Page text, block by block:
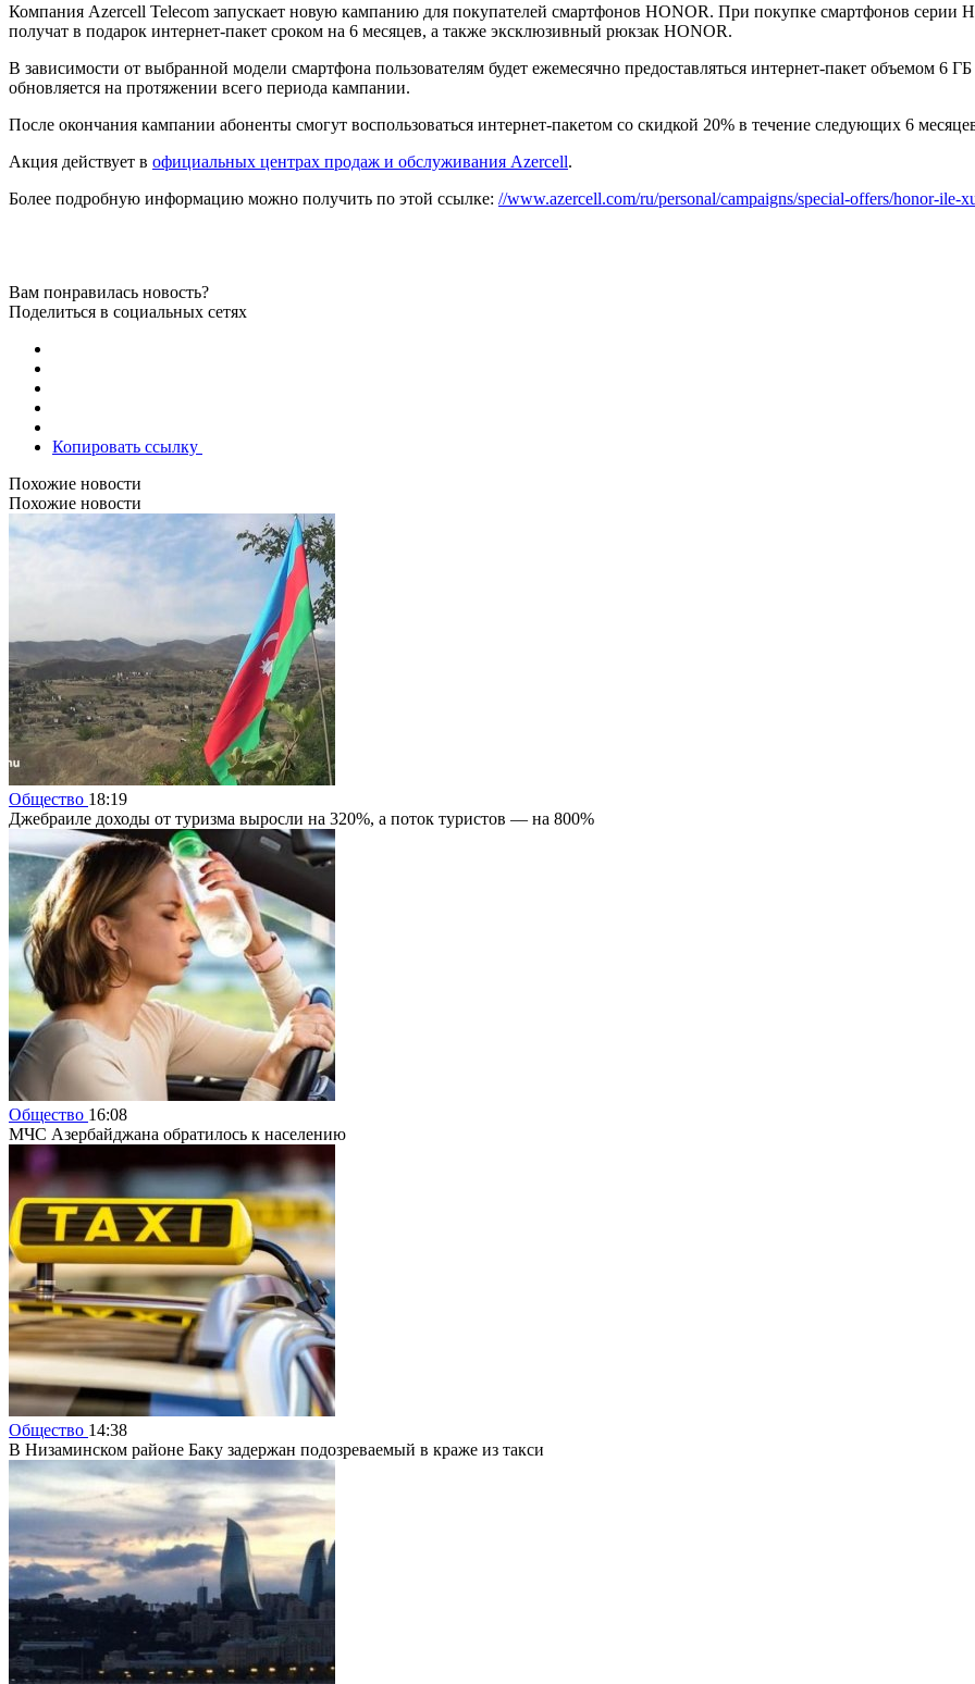
Компания Azercell Telecom запускает новую кампанию для покупателей смартфонов HONOR. При покупке смартфонов серии
получат в подарок интернет-пакет сроком на 6 месяцев, а также эксклюзивный рюкзак HONOR.
В зависимости от выбранной модели смартфона пользователям будет ежемесячно предоставляться интернет-пакет объемом 6
обновляется на протяжении всего периода кампании.
После окончания кампании абоненты смогут воспользоваться интернет-пакетом со скидкой 20% в течение следующих 6
Акция действует в официальных центрах продаж и обслуживания Azercell.
Более подробную информацию можно получить по этой ссылке: //www.azercell.com/ru/personal/campaigns/special-offers/honor-ile-
Вам понравилась новость?
Поделиться в социальных сетях
Копировать ссылку
Похожие новости
Похожие новости
Общество 18:19
Джебраиле доходы от туризма выросли на 320%, а поток туристов — на 800%
Общество 16:08
МЧС Азербайджана обратилось к населению
Общество 14:38
В Низаминском районе Баку задержан подозреваемый в краже из такси